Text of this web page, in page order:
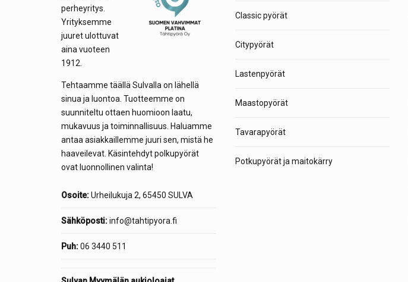
perheyritys.
Yrityksemme
juuret ulottuvat
aina vuoteen
1912.
Tehtaamme täällä Sulvalla on lähellä
sinua ja luontoa. Tuotteemme on
suunniteltu ottaen huomioon laatu,
mukavuus ja toiminnallisuus. Haluamme
antaa asiakkaillemme juuri sen, mistä he
haaveilevat. Käsintehdyt polkupyörät
ovat luonnollinen valinta!
Osoite:Urheilukuja 2, 65450 SULVA
Sähköposti:info@tahtipyora.fi
Puh:06 3440 511
Classic pyörät
Citypyörät
Lastenpyörät
Maastopyörät
Tavarapyörät
Potkupyörät ja maitokärry